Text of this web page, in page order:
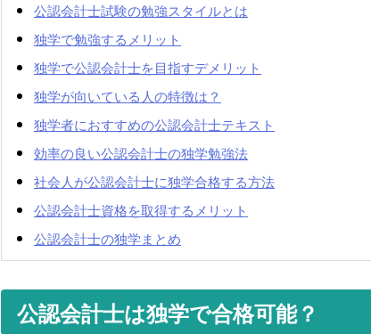
公認会計士試験の勉強スタイルとは
独学で勉強するメリット
独学で公認会計士を目指すデメリット
独学が向いている人の特徴は？
独学者におすすめの公認会計士テキスト
効率の良い公認会計士の独学勉強法
社会人が公認会計士に独学合格する方法
公認会計士資格を取得するメリット
公認会計士の独学まとめ
公認会計士は独学で合格可能？